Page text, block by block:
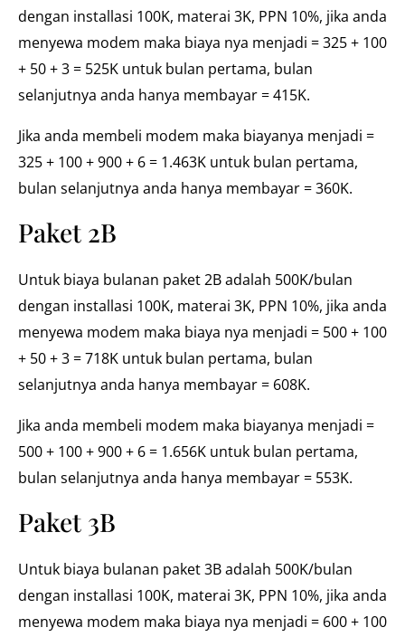
dengan installasi 100K, materai 3K, PPN 10%, jika anda
menyewa modem maka biaya nya menjadi = 325 + 100
+ 50 + 3 = 525K untuk bulan pertama, bulan
selanjutnya anda hanya membayar = 415K.
Jika anda membeli modem maka biayanya menjadi =
325 + 100 + 900 + 6 = 1.463K untuk bulan pertama,
bulan selanjutnya anda hanya membayar = 360K.
Paket 2B
Untuk biaya bulanan paket 2B adalah 500K/bulan
dengan installasi 100K, materai 3K, PPN 10%, jika anda
menyewa modem maka biaya nya menjadi = 500 + 100
+ 50 + 3 = 718K untuk bulan pertama, bulan
selanjutnya anda hanya membayar = 608K.
Jika anda membeli modem maka biayanya menjadi =
500 + 100 + 900 + 6 = 1.656K untuk bulan pertama,
bulan selanjutnya anda hanya membayar = 553K.
Paket 3B
Untuk biaya bulanan paket 3B adalah 500K/bulan
dengan installasi 100K, materai 3K, PPN 10%, jika anda
menyewa modem maka biaya nya menjadi = 600 + 100